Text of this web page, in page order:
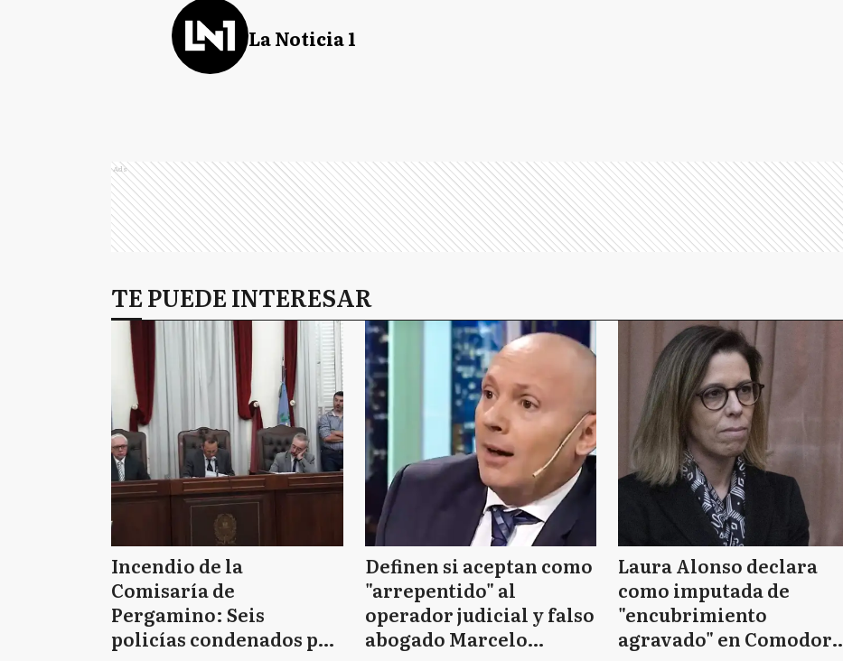
La Noticia 1
Ads
TE PUEDE INTERESAR
Incendio de la
Comisaría de
Pergamino: Seis
policías condenados por
Definen si aceptan como
"arrepentido" al
operador judicial y falso
abogado Marcelo
Laura Alonso declara
como imputada de
"encubrimiento
agravado" en Comodoro